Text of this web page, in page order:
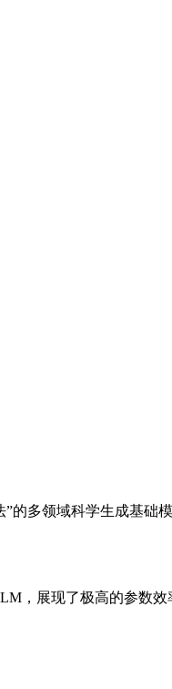
多领域科学生成基础模
，展现了极高的参数效